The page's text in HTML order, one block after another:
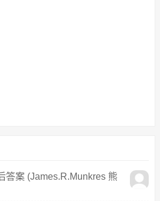
答案 (James.R.Munkres 熊